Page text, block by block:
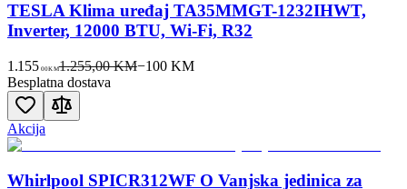
TESLA Klima uređaj TA35MMGT-1232IHWT,
Inverter, 12000 BTU, Wi-Fi, R32
1.155 00KM1.255,00 KM−100KM
Besplatna dostava
Akcija
Whirlpool SPICR312WF O Vanjska jedinica za